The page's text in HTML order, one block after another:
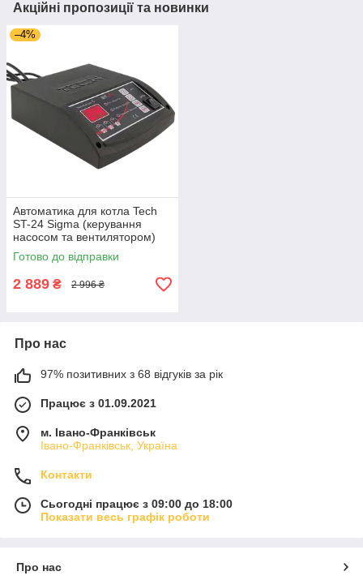
Акційні пропозиції та новинки
–4%
Автоматика для котла Tech
ST-24 Sigma (керування
насосом та вентилятором)
Готово до відправки
2 889 ₴ 2 996 ₴
Про нас
97% позитивних з 68 відгуків за рік
Працює з 01.09.2021
м. Івано-Франківськ
Івано-Франківськ, Україна
Контакти
Сьогодні працює з 09:00 до 18:00
Показати весь графік роботи
Про нас